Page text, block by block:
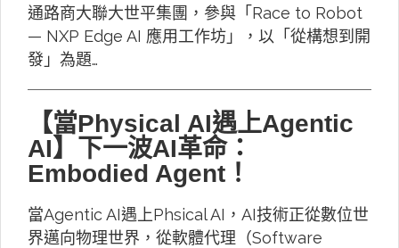
通路商大聯大世平集團，參與「Race to Robot
— NXP Edge AI 應用工作坊」，以「從構想到開
發」為題…
【當Physical AI遇上Agentic
AI】下一波AI革命：
Embodied Agent！
當Agentic AI遇上Phsical AI，AI技術正從數位世
界邁向物理世界，從軟體代理（Software